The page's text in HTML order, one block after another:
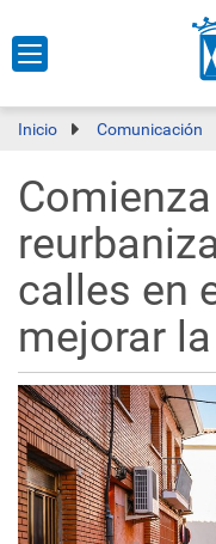
Inicio Comunicación
calles en
mejorar